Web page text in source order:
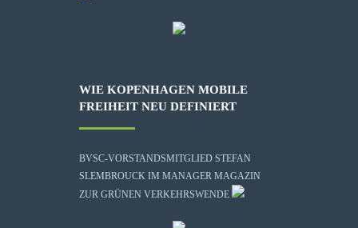
WIE KOPENHAGEN MOBILE
FREIHEIT NEU DEFINIERT
BVSC-VORSTANDSMITGLIED STEFAN
SLEMBROUCK IM MANAGER MAGAZIN
ZUR GRÜNEN VERKEHRSWENDE